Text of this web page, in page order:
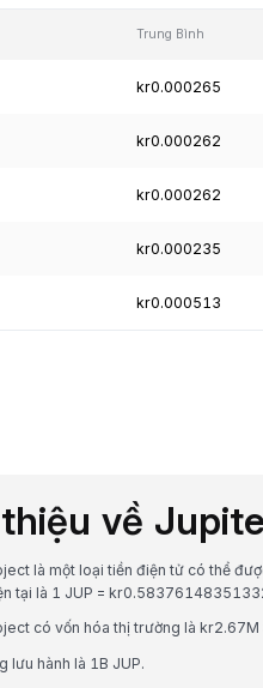
Trung Bình
kr0.000265
kr0.000262
kr0.000262
kr0.000235
kr0.000513
về
là một loại tiền điện tử có thể
tại là 1 JUP =
có vốn hóa thị trường là
lưu hành là 1B JUP.